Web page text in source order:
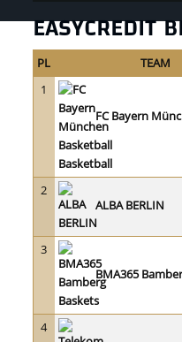
EASYCREDIT
PL TEAM
1
FC Bayern
Basketball
2
ALBA BERLIN
3
BMA365
4